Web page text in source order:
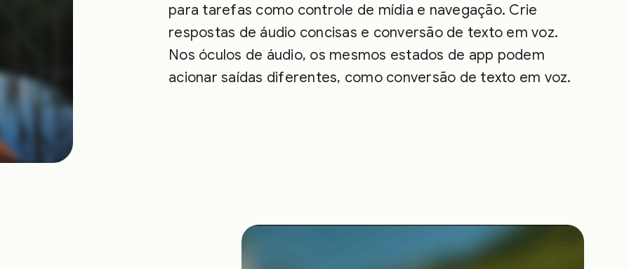
para tarefas como controle de mídia e navegação. Crie
respostas de áudio concisas e conversão de texto em voz.
Nos óculos de áudio, os mesmos estados de app podem
acionar saídas diferentes, como conversão de texto em voz.